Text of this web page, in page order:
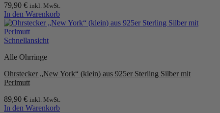
79,90 € inkl. MwSt.
In den Warenkorb
Schnellansicht
Alle Ohrringe
Ohrstecker „New York“ (klein) aus 925er Sterling Silber mit
Perlmutt
89,90 € inkl. MwSt.
In den Warenkorb